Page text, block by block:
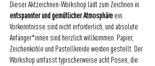
Dieser Aktzeichnen-Workshop lädt zum Zeichnen in
entspannter und gemütlicher Atmosphäre ein.
Vorkenntnisse sind nicht erforderlich, und absolute
Anfänger*innen sind herzlich willkommen. Papier,
Zeichenkohle und Pastellkreide werden gestellt. Der
Workshop umfasst typischerweise acht Posen, die